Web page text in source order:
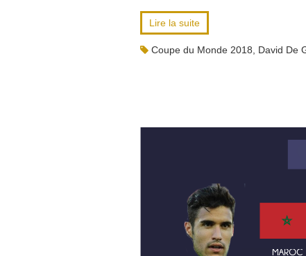
Lire la suite
Coupe du Monde 2018 David De